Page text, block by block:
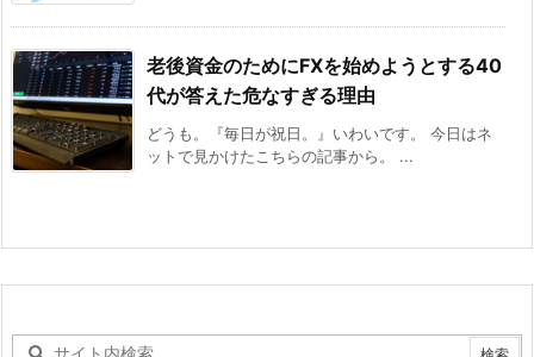
老後資金のためにFXを始めようとする40
代が答えた危なすぎる理由
どうも。『毎日が祝日。』いわいです。 今日はネ
ットで見かけたこちらの記事から。 ...